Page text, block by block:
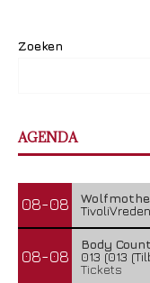
Zoeken
AGENDA
08-08
08-08
Body
013 (013
Tickets